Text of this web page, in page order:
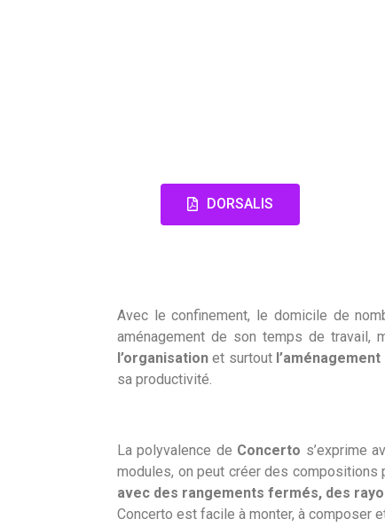
DORSALIS
Avec le confinement, le domicile de
aménagement de son temps de travail,
l’organisation et surtout l’aménagement
sa productivité.
La polyvalence de Concerto s’exprime
modules, on peut créer des
avec des rangements fermés, des
Concerto est facile à monter, à composer